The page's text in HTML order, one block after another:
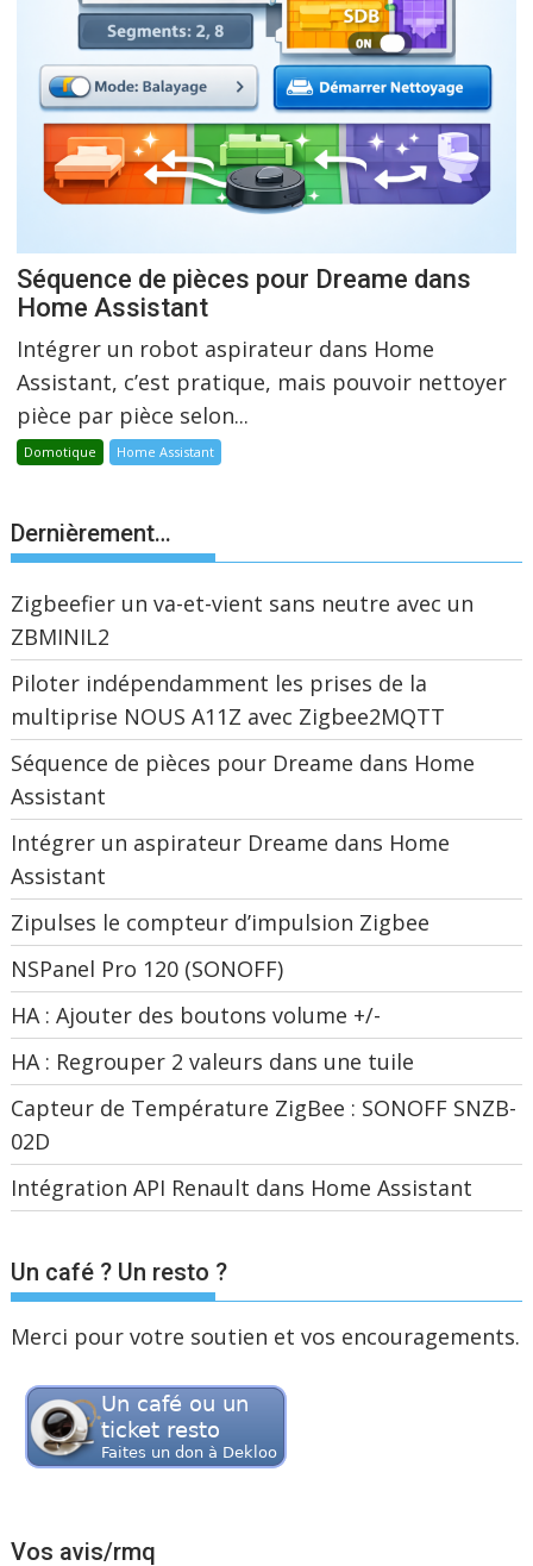
Séquence de pièces pour Dreame dans
Home Assistant
Intégrer un robot aspirateur dans Home
Assistant, c’est pratique, mais pouvoir nettoyer
pièce par pièce selon...
Domotique Home Assistant
Dernièrement…
Zigbeefier un va-et-vient sans neutre avec un
ZBMINIL2
Piloter indépendamment les prises de la
multiprise NOUS A11Z avec Zigbee2MQTT
Séquence de pièces pour Dreame dans Home
Assistant
Intégrer un aspirateur Dreame dans Home
Assistant
Zipulses le compteur d’impulsion Zigbee
NSPanel Pro 120 (SONOFF)
HA : Ajouter des boutons volume +/-
HA : Regrouper 2 valeurs dans une tuile
Capteur de Température ZigBee : SONOFF SNZB-
02D
Intégration API Renault dans Home Assistant
Un café ? Un resto ?
Merci pour votre soutien et vos encouragements.
Vos avis/rmq